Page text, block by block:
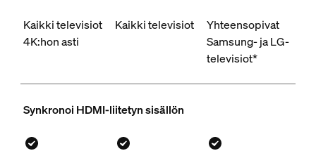
Kaikki televisiot
4K:hon asti
Kaikki televisiot
Yhteensopivat
Samsung- ja LG-
televisiot*
Synkronoi HDMI-liitetyn sisällön